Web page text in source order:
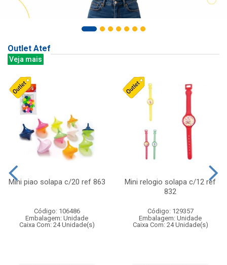
Outlet Atef
Veja mais
Mini piao solapa c/20 ref 863
Código: 106486
Embalagem: Unidade
Caixa Com: 24 Unidade(s)
Mini relogio solapa c/12 ref
832
Código: 129357
Embalagem: Unidade
Caixa Com: 24 Unidade(s)